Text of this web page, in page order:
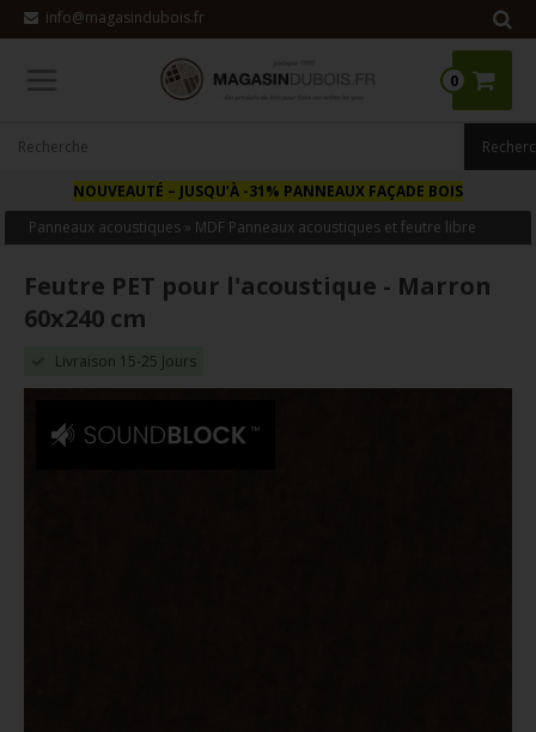
info@magasindubois.fr
0
NOUVEAUTÉ – JUSQU’À -31% PANNEAUX FAÇADE BOIS
Panneaux acoustiques » MDF Panneaux acoustiques et feutre libre
Feutre PET pour l'acoustique - Marron
60x240 cm
Livraison 15-25 Jours